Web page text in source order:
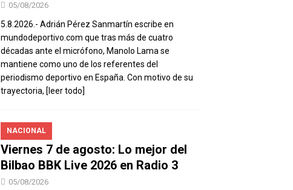
05/08/2026
5.8.2026.- Adrián Pérez Sanmartín escribe en
mundodeportivo.com que tras más de cuatro
décadas ante el micrófono, Manolo Lama se
mantiene como uno de los referentes del
periodismo deportivo en España. Con motivo de su
trayectoria, [leer todo]
NACIONAL
Viernes 7 de agosto: Lo mejor del
Bilbao BBK Live 2026 en Radio 3
05/08/2026